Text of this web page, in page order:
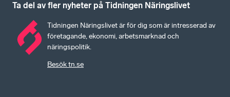
Ta del av fler nyheter på Tidningen Näringslivet
Tidningen Näringslivet är för dig som är intresserad av
företagande, ekonomi, arbetsmarknad och
näringspolitik.
Besök tn.se